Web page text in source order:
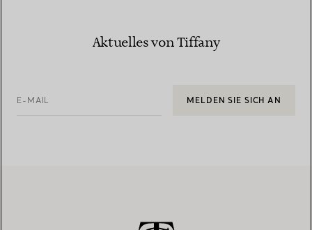
Aktuelles von Tiffany
E-MAIL MELDEN SIE SICH AN